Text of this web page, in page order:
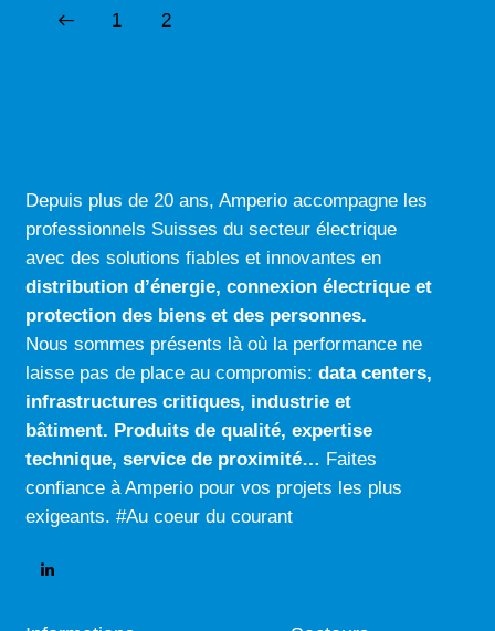
1 2
Depuis plus de 20 ans, Amperio accompagne les
professionnels Suisses du secteur électrique
avec des solutions fiables et innovantes en
distribution d’énergie, connexion électriqueet
protection des biens et des personnes.
Nous sommes présents là où la performance ne
laisse pas de place au compromis:data centers,
infrastructures critiques, industrie et
bâtiment. Produits de qualité,expertise
technique,service de proximité… Faites
confiance à Amperio pour vos projets les plus
exigeants. #Au coeur du courant